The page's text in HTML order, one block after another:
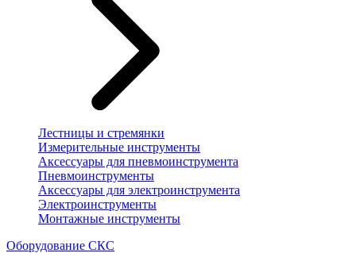
Лестницы и стремянки
Измерительные инструменты
Аксессуары для пневмоинструмента
Пневмоинструменты
Аксессуары для электроинструмента
Электроинструменты
Монтажные инструменты
Оборудование СКС